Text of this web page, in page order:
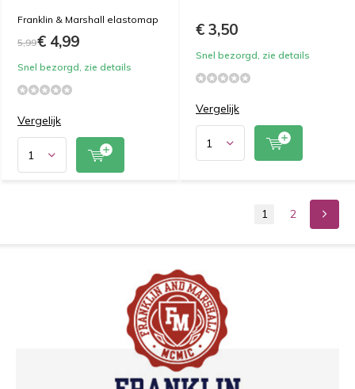
Franklin & Marshall elastomap
5,99€ 4,99
Snel bezorgd, zie details
Vergelijk
€ 3,50
Snel bezorgd, zie details
Vergelijk
1 2